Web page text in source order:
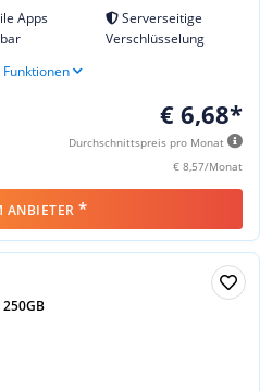
Apps
Serverseitige
Verschlüsselung
€ 6,68*
Durchschnittspreis pro Monat
€ 8,57/Monat
ANBIETER *